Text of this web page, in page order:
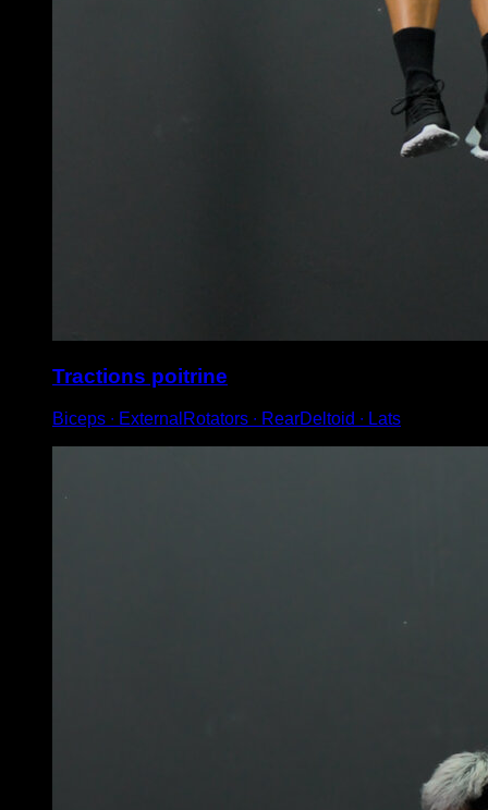
Tractions poitrine
Biceps ∙ ExternalRotators ∙ RearDeltoid ∙ Lats